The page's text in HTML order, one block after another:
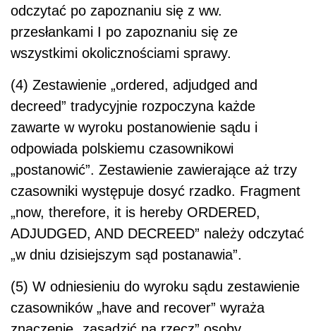
odczytać po zapoznaniu się z ww.
przesłankami I po zapoznaniu się ze
wszystkimi okolicznościami sprawy.
(4) Zestawienie „ordered, adjudged and
decreed” tradycyjnie rozpoczyna każde
zawarte w wyroku postanowienie sądu i
odpowiada polskiemu czasownikowi
„postanowić”. Zestawienie zawierające aż trzy
czasowniki występuje dosyć rzadko. Fragment
„now, therefore, it is hereby ORDERED,
ADJUDGED, AND DECREED” należy odczytać
„w dniu dzisiejszym sąd postanawia”.
(5) W odniesieniu do wyroku sądu zestawienie
czasowników „have and recover” wyraża